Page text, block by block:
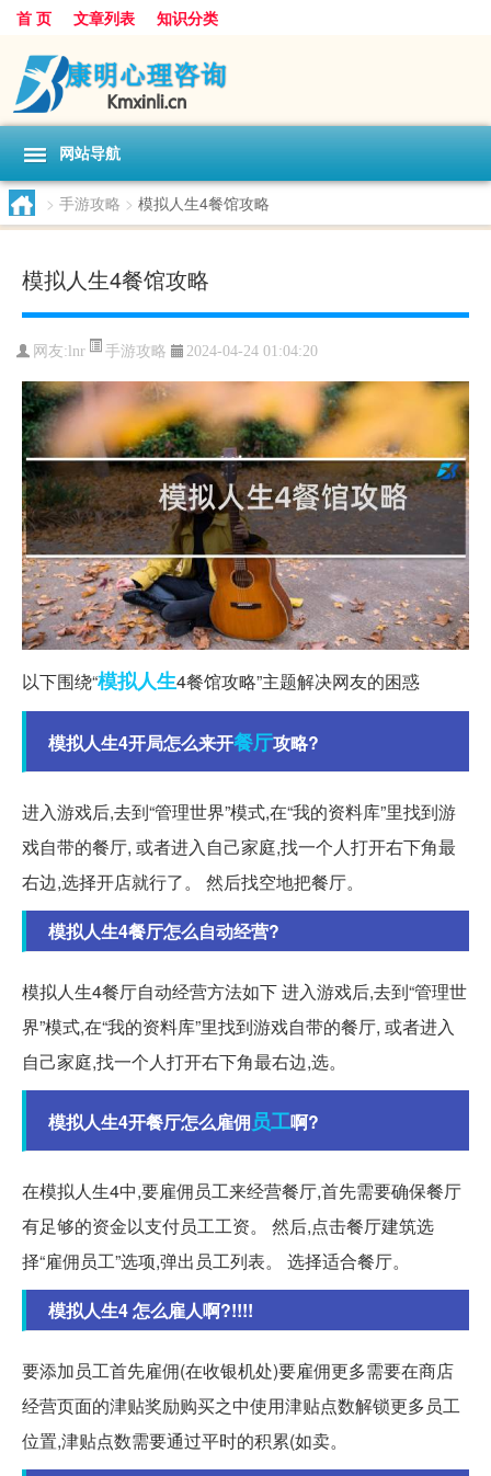
首 页 文章列表 知识分类
网站导航
> 手游攻略 > 模拟人生4餐馆攻略
模拟人生4餐馆攻略
网友: lnr 手游攻略 2024-04-24 01:04:20
以下围绕“模拟人生4餐馆攻略”主题解决网友的困惑
模拟人生4开局怎么来开餐厅攻略?
进入游戏后,去到“管理世界”模式,在“我的资料库”里找到游
戏自带的餐厅, 或者进入自己家庭,找一个人打开右下角最
右边,选择开店就行了。 然后找空地把餐厅。
模拟人生4餐厅怎么自动经营?
模拟人生4餐厅自动经营方法如下 进入游戏后,去到“管理世
界”模式,在“我的资料库”里找到游戏自带的餐厅, 或者进入
自己家庭,找一个人打开右下角最右边,选。
模拟人生4开餐厅怎么雇佣员工啊?
在模拟人生4中,要雇佣员工来经营餐厅,首先需要确保餐厅
有足够的资金以支付员工工资。 然后,点击餐厅建筑选
择“雇佣员工”选项,弹出员工列表。 选择适合餐厅。
模拟人生4 怎么雇人啊?!!!!
要添加员工首先雇佣(在收银机处)要雇佣更多需要在商店
经营页面的津贴奖励购买之中使用津贴点数解锁更多员工
位置,津贴点数需要通过平时的积累(如卖。